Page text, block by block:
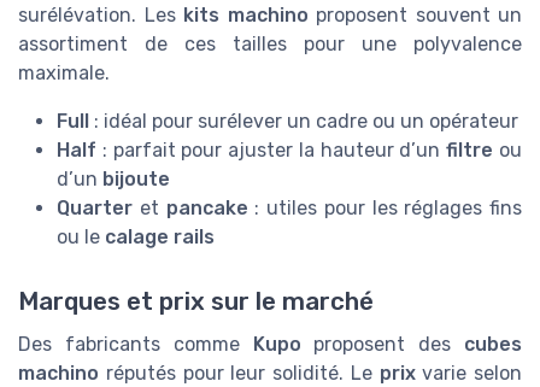
surélévation. Les kits machino proposent souvent un
assortiment de ces tailles pour une polyvalence
maximale.
Full
: idéal pour surélever un cadre ou un opérateur
Half : parfait pour ajuster la hauteur d’unfiltre ou
d’un bijoute
Quarter et pancake : utiles pour les réglages fins
ou le calage rails
Marques et prix sur le marché
Des fabricants comme Kupo proposent des cubes
machino réputés pour leur solidité. Le prixvarie selon